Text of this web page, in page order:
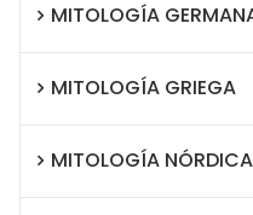
MITOLOGÍA
MITOLOGÍA GRIEGA
MITOLOGÍA NÓRDICA